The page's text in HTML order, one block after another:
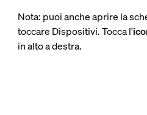
Nota: puoi anche aprire la
toccare Dispositivi. Tocca l'
in alto a destra.